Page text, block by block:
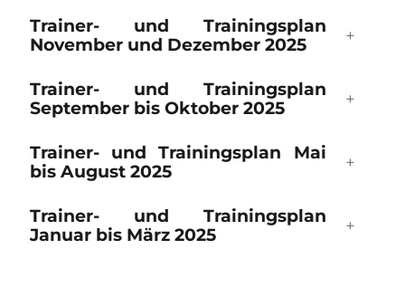
Trainer- und Trainingsplan
November und Dezember 2025
Trainer- und Trainingsplan
September bis Oktober 2025
Trainer- und Trainingsplan Mai
bis August 2025
Trainer- und Trainingsplan
Januar bis März 2025